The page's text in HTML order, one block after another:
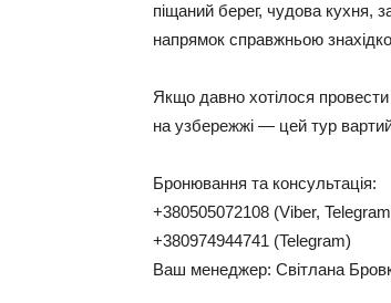
піщаний берег, чудова кухня,
напрямок справжньою
Якщо давно хотілося
на узбережжі — цей тур
Бронювання та консультація:
+380505072108 (Viber,
+380974944741 (Telegram)
Ваш менеджер: Світлана